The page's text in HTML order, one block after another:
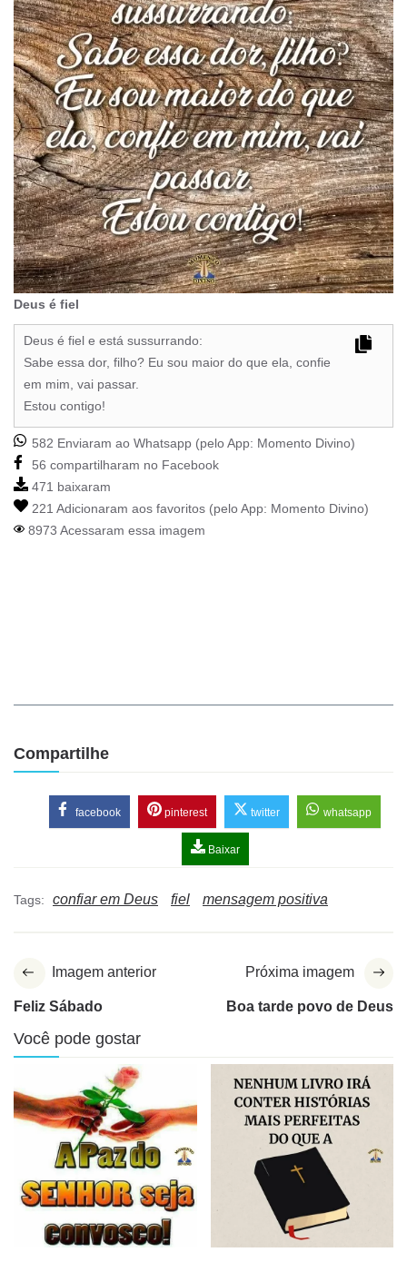
Deus é fiel
Deus é fiel e está sussurrando:
Sabe essa dor, filho? Eu sou maior do que ela, confie
em mim, vai passar.
Estou contigo!
582 Enviaram ao Whatsapp (pelo App: Momento Divino)
56 compartilharam no Facebook
471 baixaram
221 Adicionaram aos favoritos (pelo App: Momento Divino)
8973 Acessaram essa imagem
Compartilhe
facebook pinterest twitter whatsapp
Baixar
Tags: confiar em Deus fiel mensagem positiva
Imagem anterior
Feliz Sábado
Próxima imagem
Boa tarde povo de Deus
Você pode gostar